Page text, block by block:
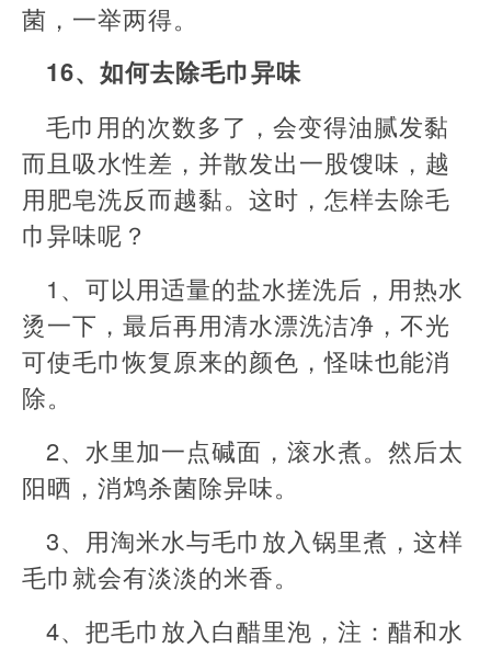
菌，一举两得。
16、如何去除毛巾异味
毛巾用的次数多了，会变得油腻发黏
而且吸水性差，并散发出一股馊味，越
用肥皂洗反而越黏。这时，怎样去除毛
巾异味呢？
1、可以用适量的盐水搓洗后，用热水
烫一下，最后再用清水漂洗洁净，不光
可使毛巾恢复原来的颜色，怪味也能消
除。
2、水里加一点碱面，滚水煮。然后太
阳晒，消鸩杀菌除异味。
3、用淘米水与毛巾放入锅里煮，这样
毛巾就会有淡淡的米香。
4、把毛巾放入白醋里泡，注：醋和水